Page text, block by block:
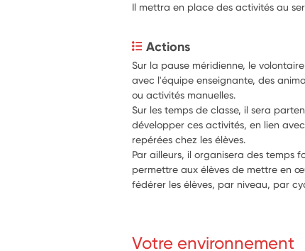
Il mettra en place des activités au
Actions
Sur la pause méridienne, le
avec l'équipe enseignante, des
ou activités manuelles.
Sur les temps de classe, il sera
développer ces activités, en lien
repérées chez les élèves.
Par ailleurs, il organisera des temps
permettre aux élèves de mettre en
fédérer les élèves, par niveau, par
Votre environnement